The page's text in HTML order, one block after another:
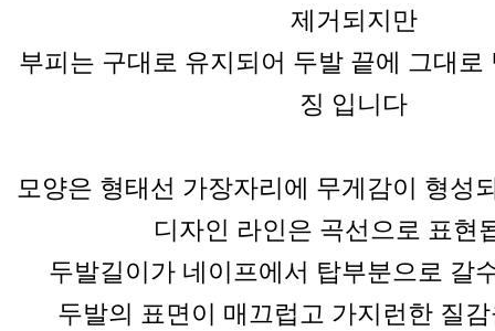
제거되지만
부피는 구대로 유지되어 두발 끝에 그대로
징 입니다
모양은 형태선 가장자리에 무게감이 형성
디자인 라인은 곡선으로 표현
두발길이가 네이프에서 탑부분으로 갈
두발의 표면이 매끄럽고 가지런한 질